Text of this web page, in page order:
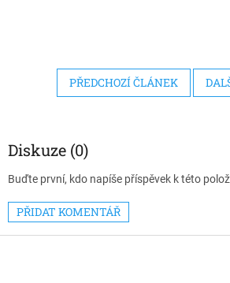
PŘEDCHOZÍ ČLÁNEK
Diskuze (0)
Buďte první, kdo napíše příspěvek k této
PŘIDAT KOMENTÁŘ
Z